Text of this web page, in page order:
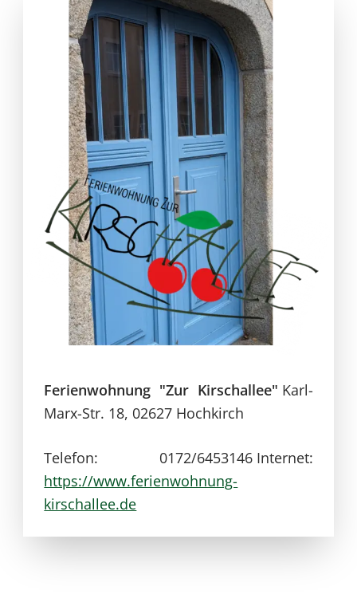
Ferienwohnung "Zur Kirschallee" Karl-
Marx-Str. 18, 02627 Hochkirch
Telefon: 0172/6453146 Internet:
https://www.ferienwohnung-
kirschallee.de